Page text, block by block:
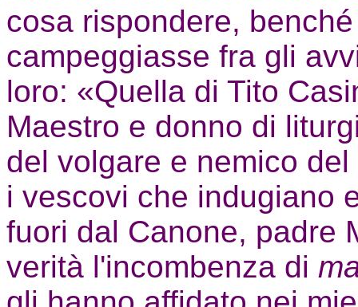
cosa rispondere,
campeggiasse fra gli
loro: «Quella di Tito
Maestro e donno di
del volgare e nemico
i vescovi che indugiano
fuori dal Canone, padre
verità l'incombenza di